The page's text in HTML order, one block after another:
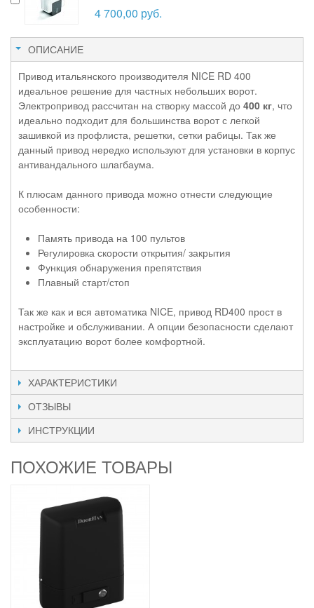
4 700,00 руб.
ОПИСАНИЕ
Привод итальянского производителя NICE RD 400
идеальное решение для частных небольших ворот.
Электропривод рассчитан на створку массой до 400 кг, что
идеально подходит для большинства ворот с легкой
зашивкой из профлиста, решетки, сетки рабицы. Так же
данный привод нередко используют для установки в корпус
антивандального шлагбаума.
К плюсам данного привода можно отнести следующие
особенности:
Память привода на 100 пультов
Регулировка скорости открытия/ закрытия
Функция обнаружения препятствия
Плавный старт/стоп
Так же как и вся автоматика NICE, привод RD400 прост в
настройке и обслуживании. А опции безопасности сделают
эксплуатацию ворот более комфортной.
ХАРАКТЕРИСТИКИ
ОТЗЫВЫ
ИНСТРУКЦИИ
ПОХОЖИЕ ТОВАРЫ